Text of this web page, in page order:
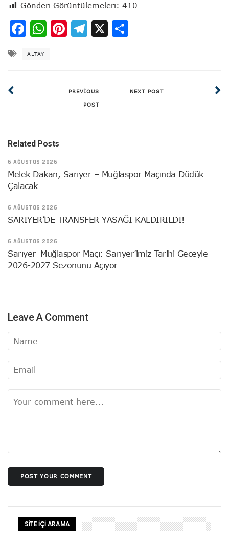
Gönderi Görüntülemeleri: 410
Facebook
WhatsApp
Pinterest
Telegram
X
ALTAY
PREVIOUS
POST
NEXT POST
Related Posts
6 AĞUSTOS 2026
Melek Dakan, Sarıyer – Muğlaspor Maçında Düdük
Çalacak
6 AĞUSTOS 2026
SARIYER’DE TRANSFER YASAĞI KALDIRILDI!
6 AĞUSTOS 2026
Sarıyer–Muğlaspor Maçı: Sarıyer’imiz Tarihi Geceyle
2026-2027 Sezonunu Açıyor
Leave A Comment
POST YOUR COMMENT
SİTE İÇİ ARAMA